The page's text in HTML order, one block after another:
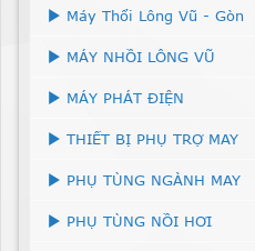
Máy Thổi Lông Vũ - Gòn
MÁY NHỒI LÔNG VŨ
MÁY PHÁT ĐIỆN
THIẾT BỊ PHỤ TRỢ MAY
PHỤ TÙNG NGÀNH MAY
PHỤ TÙNG NỒI HƠI